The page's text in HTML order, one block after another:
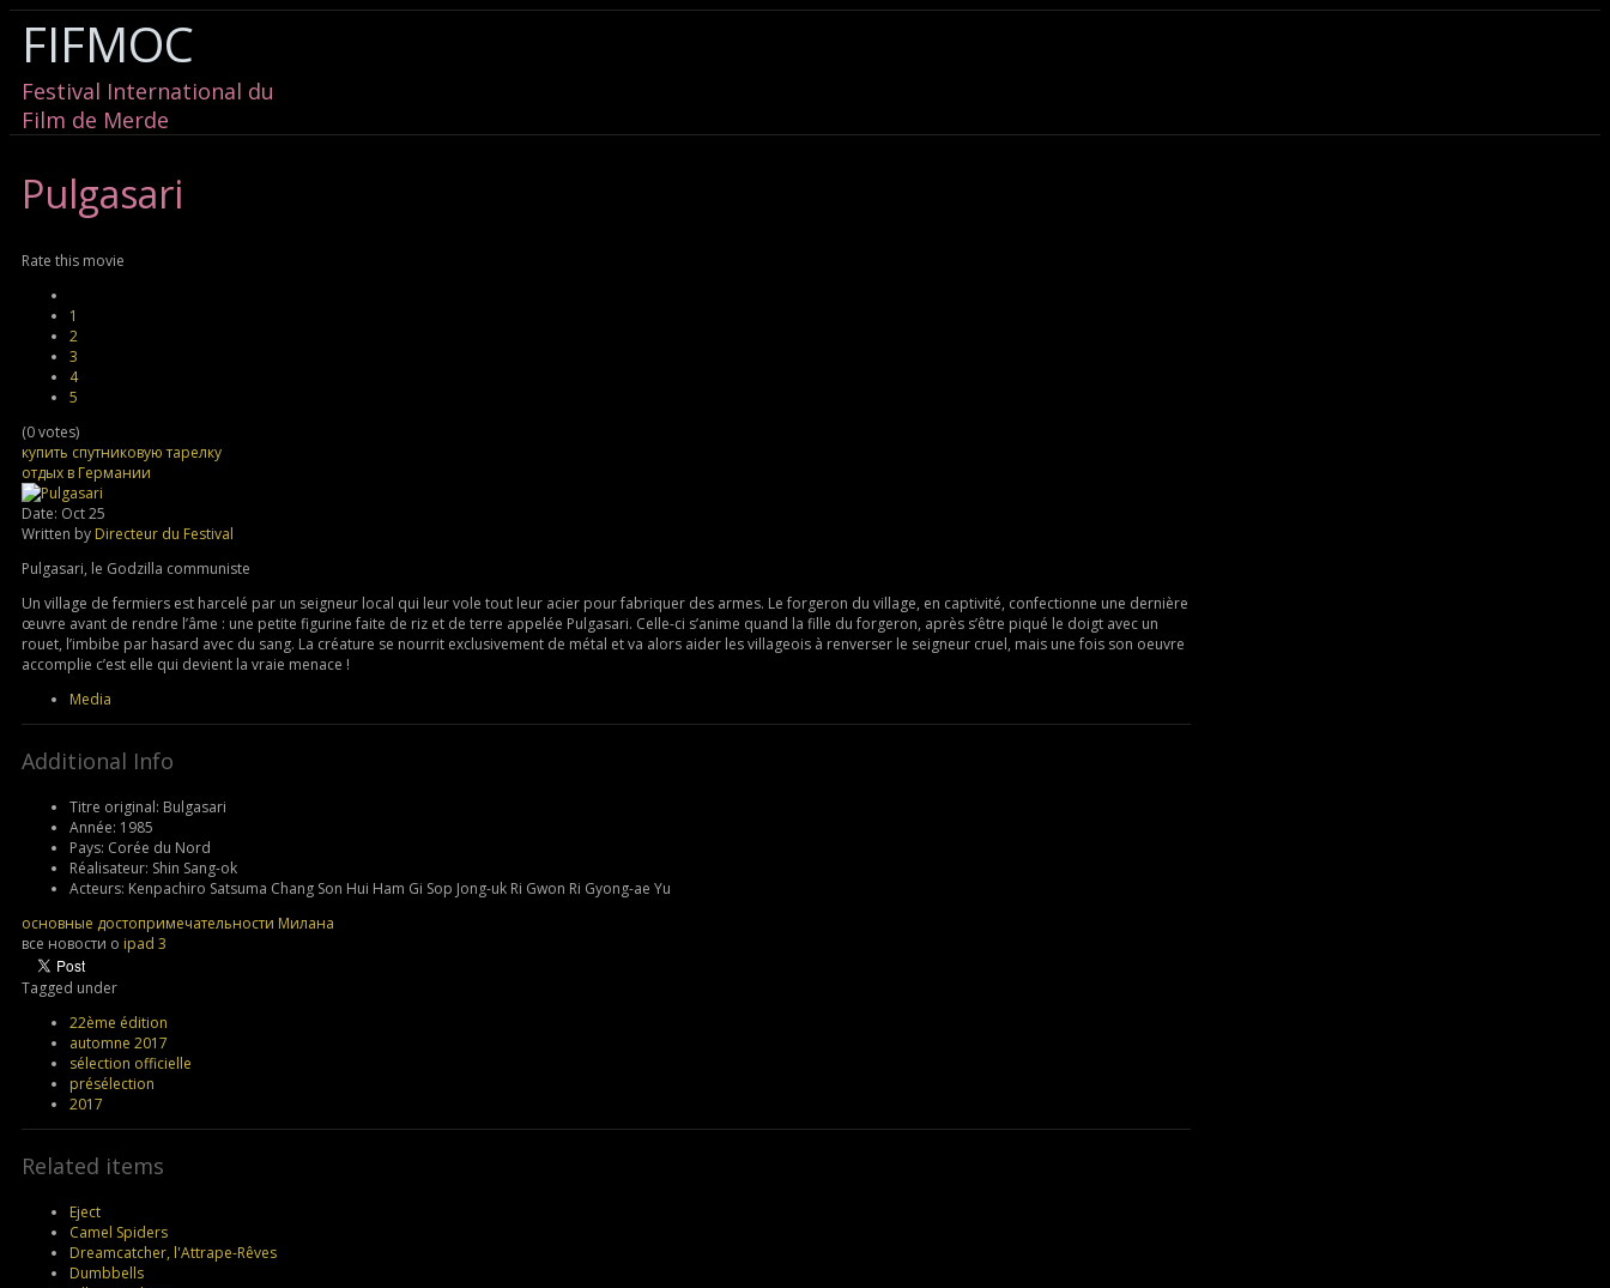
FIFMOC
Festival International du
Film de Merde
Pulgasari
Rate this movie
1
2
3
4
5
(0 votes)
купить спутниковую тарелку
отдых в Германии
Date: Oct 25
Written by Directeur du Festival
Pulgasari, le Godzilla communiste
Un village de fermiers est harcelé par un seigneur local qui leur vole tout leur acier pour fabriquer des armes. Le forgeron du village, en captivité, confectionne une dernière
œuvre avant de rendre l’âme : une petite figurine faite de riz et de terre appelée Pulgasari. Celle-ci s’anime quand la fille du forgeron, après s’être piqué le doigt avec un
rouet, l’imbibe par hasard avec du sang. La créature se nourrit exclusivement de métal et va alors aider les villageois à renverser le seigneur cruel, mais une fois son oeuvre
accomplie c’est elle qui devient la vraie menace !
Media
Additional Info
Titre original: Bulgasari
Année: 1985
Pays: Corée du Nord
Réalisateur: Shin Sang-ok
Acteurs: Kenpachiro Satsuma Chang Son Hui Ham Gi Sop Jong-uk Ri Gwon Ri Gyong-ae Yu
основные достопримечательности Милана
все новости о ipad 3
Tagged under
22ème édition
automne 2017
sélection officielle
présélection
2017
Related items
Eject
Camel Spiders
Dreamcatcher, l'Attrape-Rêves
Dumbbells